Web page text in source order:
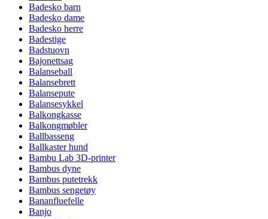
Badesko barn
Badesko dame
Badesko herre
Badestige
Badstuovn
Bajonettsag
Balanseball
Balansebrett
Balansepute
Balansesykkel
Balkongkasse
Balkongmøbler
Ballbasseng
Ballkaster hund
Bambu Lab 3D-printer
Bambus dyne
Bambus putetrekk
Bambus sengetøy
Bananfluefelle
Banjo